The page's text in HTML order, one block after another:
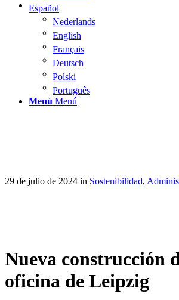
Español
Nederlands
English
Français
Deutsch
Polski
Português
Menú Menú
29 de julio de 2024 in Sostenibilidad,
Nueva construcción
oficina de Leipzig